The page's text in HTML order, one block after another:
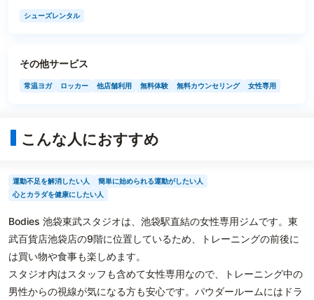
シューズレンタル
その他サービス
常温ヨガ ロッカー 他店舗利用 無料体験 無料カウンセリング 女性専用
こんな人におすすめ
運動不足を解消したい人
簡単に始められる運動がしたい人
心とカラダを健康にしたい人
Bodies 池袋東武スタジオは、池袋駅直結の女性専用ジムです。東
武百貨店池袋店の9階に位置しているため、トレーニングの前後に
は買い物や食事も楽しめます。
スタジオ内はスタッフも含めて女性専用なので、トレーニング中の
男性からの視線が気になる方も安心です。パウダールームにはドラ